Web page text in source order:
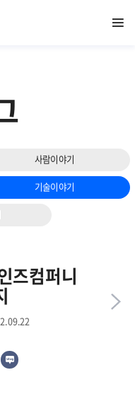
열기
사람이야기
기술이야기
즈컴퍼니